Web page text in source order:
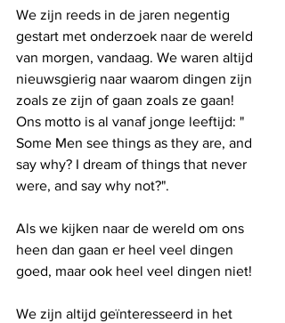
We zijn reeds in de jaren negentig
gestart met onderzoek naar de wereld
van morgen, vandaag. We waren altijd
nieuwsgierig naar waarom dingen zijn
zoals ze zijn of gaan zoals ze gaan!
Ons motto is al vanaf jonge leeftijd: "
Some Men see things as they are, and
say why? I dream of things that never
were, and say why not?".
Als we kijken naar de wereld om ons
heen dan gaan er heel veel dingen
goed, maar ook heel veel dingen niet!
We zijn altijd geïnteresseerd in het